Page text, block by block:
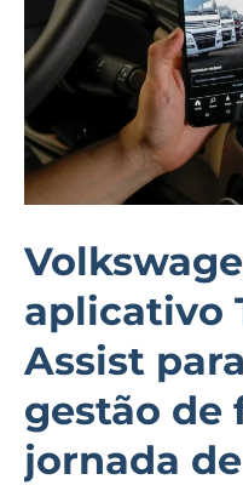
aplicativo
Assist
gestão de
jornada
Assist
para
otimizar
a
gestão
de
frotas
e
jornada
de
motoristas